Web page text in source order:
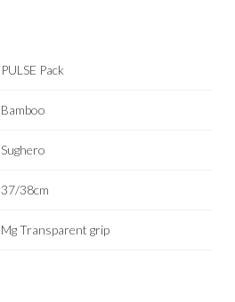
PULSE Pack
Bamboo
Sughero
37/38cm
Mg Transparent grip